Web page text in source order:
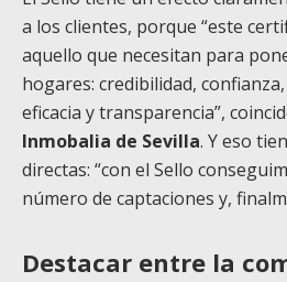
a los clientes, porque “este
aquello que necesitan para
hogares: credibilidad,
eficacia y transparencia”,
Inmobalia de Sevilla. Y eso
directas: “con el Sello
número de captaciones y,
Destacar entre la